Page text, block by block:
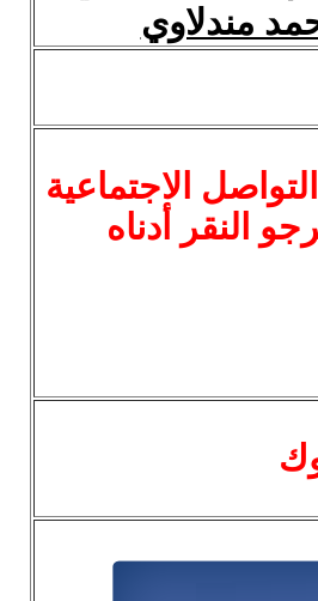
مندلاوي
الاجتماعية
النقر أدناه